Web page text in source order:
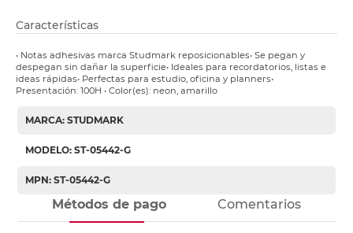
Características
• Notas adhesivas marca Studmark reposicionables• Se pegan y
despegan sin dañar la superficie• Ideales para recordatorios, listas e
ideas rápidas• Perfectas para estudio, oficina y planners•
Presentación: 100H • Color(es): neon, amarillo
MARCA: STUDMARK
MODELO: ST-05442-G
MPN: ST-05442-G
Métodos de pago Comentarios